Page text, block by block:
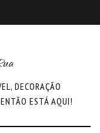
DECORAÇÃO
ESTÁ AQUI!